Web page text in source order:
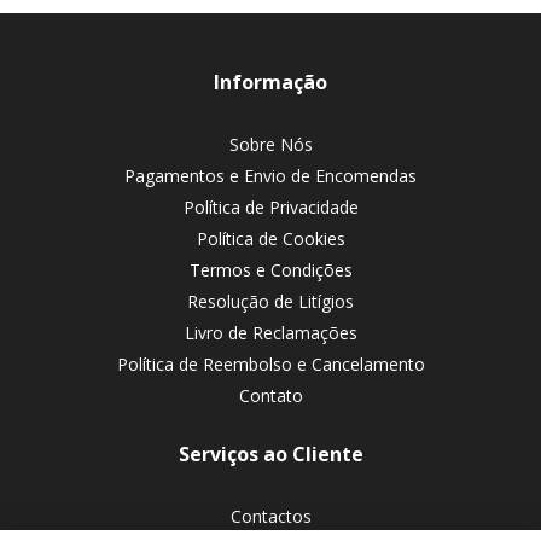
Informação
Sobre Nós
Pagamentos e Envio de Encomendas
Política de Privacidade
Política de Cookies
Termos e Condições
Resolução de Litígios
Livro de Reclamações
Política de Reembolso e Cancelamento
Contato
Serviços ao Cliente
Contactos